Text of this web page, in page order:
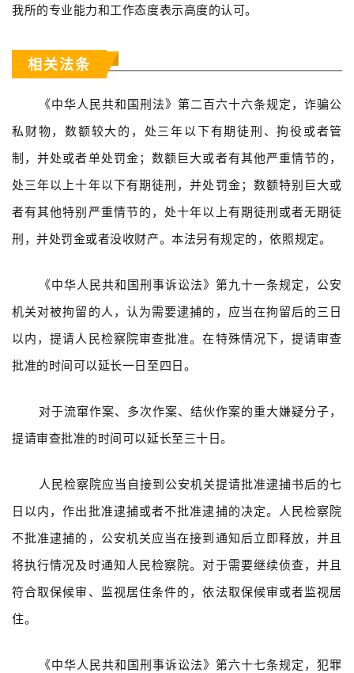
我所的专业能力和工作态度表示高度的认可。
相关法条
《中华人民共和国刑法》第二百六十六条规定，诈骗公
私财物，数额较大的，处三年以下有期徒刑、拘役或者管
制，并处或者单处罚金；数额巨大或者有其他严重情节的，
处三年以上十年以下有期徒刑，并处罚金；数额特别巨大或
者有其他特别严重情节的，处十年以上有期徒刑或者无期徒
刑，并处罚金或者没收财产。本法另有规定的，依照规定。
《中华人民共和国刑事诉讼法》第九十一条规定，公安
机关对被拘留的人，认为需要逮捕的，应当在拘留后的三日
以内，提请人民检察院审查批准。在特殊情况下，提请审查
批准的时间可以延长一日至四日。
对于流窜作案、多次作案、结伙作案的重大嫌疑分子，
提请审查批准的时间可以延长至三十日。
人民检察院应当自接到公安机关提请批准逮捕书后的七
日以内，作出批准逮捕或者不批准逮捕的决定。人民检察院
不批准逮捕的，公安机关应当在接到通知后立即释放，并且
将执行情况及时通知人民检察院。对于需要继续侦查，并且
符合取保候审、监视居住条件的，依法取保候审或者监视居
住。
《中华人民共和国刑事诉讼法》第六十七条规定，犯罪